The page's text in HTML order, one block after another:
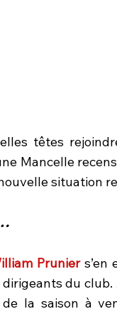
têtes
Mancelle
situation
Prunier s’en
du club.
la saison à